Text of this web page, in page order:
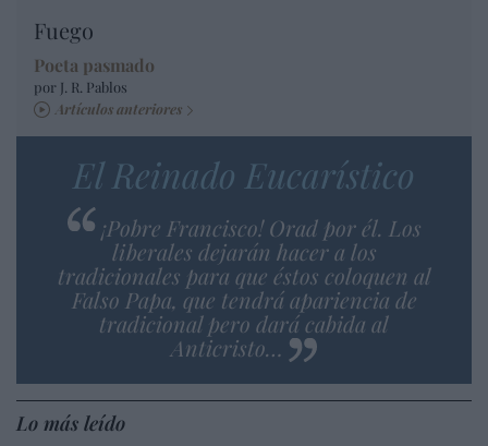
Fuego
Poeta pasmado
por J. R. Pablos
Artículos anteriores
El Reinado Eucarístico
¡Pobre Francisco! Orad por él. Los
liberales dejarán hacer a los
tradicionales para que éstos coloquen al
Falso Papa, que tendrá apariencia de
tradicional pero dará cabida al
Anticristo…
Lo más leído